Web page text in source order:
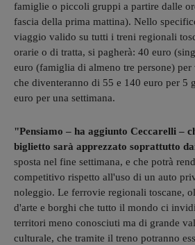
famiglie o piccoli gruppi a partire dalle
fascia della prima mattina). Nello
viaggio valido su tutti i treni regionali
orarie o di tratta, si pagherà: 40 euro
euro (famiglia di almeno tre persone)
che diventeranno di 55 e 140 euro per 5
euro per una settimana.
"Pensiamo – ha aggiunto Ceccarelli –
biglietto sarà apprezzato soprattutto
sposta nel fine settimana, e che potrà
competitivo rispetto all'uso di un auto
noleggio. Le ferrovie regionali toscane,
d'arte e borghi che tutto il mondo ci
territori meno conosciuti ma di grande
culturale, che tramite il treno potranno